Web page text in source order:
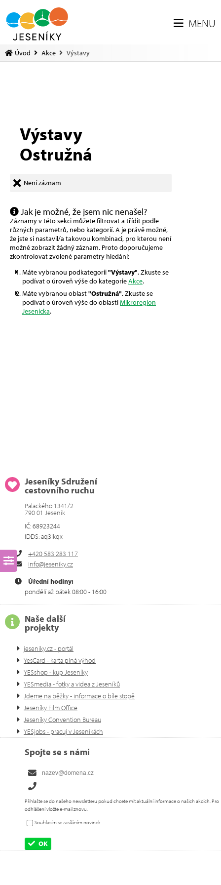
MENU
Úvod Akce Výstavy
Výstavy
Ostružná
Není záznam
Jak je možné, že jsem nic nenašel?
Záznamy v této sekci můžete filtrovat a třídit podle
různých parametrů, nebo kategorií. A je právě možné,
že jste si nastavil/a takovou kombinaci, pro kterou není
možné zobrazit žádný záznam. Proto doporučujeme
zkontrolovat zvolené parametry hledání:
Máte vybranou podkategorii"Výstavy". Zkuste se
podívat o úroveň výše do kategorieAkce.
Máte vybranou oblast"Ostružná". Zkuste se
podívat o úroveň výše do oblastiMikroregion
Jesenicka.
Jeseníky Sdružení
cestovního ruchu
Palackého 1341/2
790 01 Jeseník
IČ: 68923244
IDDS: aq3ikqx
+420 583 283 117
info@jeseniky.cz
Úřední hodiny:
pondělí až pátek 08:00 - 16:00
Naše další
projekty
jeseniky.cz - portál
YesCard - karta plná výhod
YESshop - kup Jeseníky
YESmedia - fotky a videa z Jeseníků
Jdeme na běžky - informace o bíle stopě
Jeseníky Film Office
Jeseníky Convention Bureau
YESjobs - pracuj v Jeseníkách
Spojte se s námi
Přihlašte se do našeho newsletteru pokud chcete mít aktuální informace o našich akcích. Pro
odhlášení vložte e-mail znovu.
Souhlasím se zasíláním novinek
OK